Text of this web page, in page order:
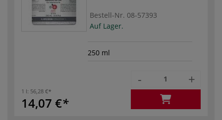
Bestell-Nr. 08-57393
Auf Lager.
250 ml
1 l: 56,28 €
14,07 €
- +